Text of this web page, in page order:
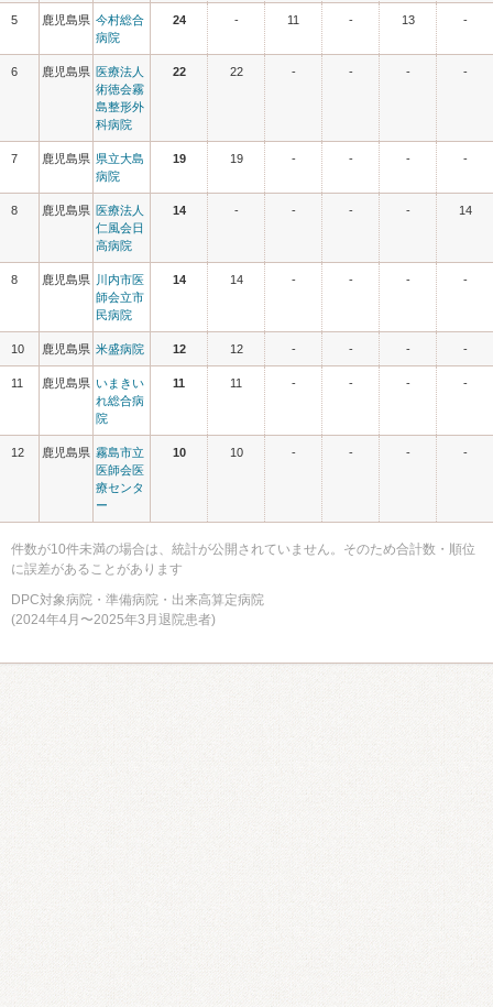
5 鹿児島県 今村総合
病院
24 - 11 - 13 -
6 鹿児島県 医療法人
術徳会霧
島整形外
科病院
22 22 - - - -
7 鹿児島県 県立大島
病院
19 19 - - - -
8 鹿児島県 医療法人
仁風会日
高病院
14 - - - - 14
8 鹿児島県 川内市医
師会立市
民病院
14 14 - - - -
10 鹿児島県 米盛病院 12 12 - - - -
11 鹿児島県 いまきい
れ総合病
院
11 11 - - - -
12 鹿児島県 霧島市立
医師会医
療センタ
ー
10 10 - - - -
件数が10件未満の場合は、統計が公開されていません。そのため合計数・順位
に誤差があることがあります
DPC対象病院・準備病院・出来高算定病院
(2024年4月〜2025年3月退院患者)